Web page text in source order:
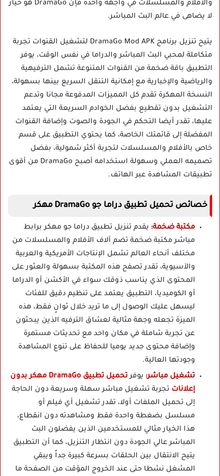
والأفلام والمسلسلات في واجهة واحدة فإن DramaGo هو خيار
لا يضاهى في عالم البث المباشر.
يتيح تنزيل برنامج DramaGo Mod APK لتشغيل القنوات تجربة
متكاملة لمحبي البث المباشر والدراما في نفس الوقت، يوفر
التطبيق باقة ضخمة من القنوات المتنوعة تشمل الترفيهية
والرياضية والإخبارية مع إمكانية التنقل السريع بينها بسهولة،
النسخة المهكرة تقدم كل المميزات المدفوعة مجانا وتدعم
التشغيل بدون تقطيع بفضل الخوادم السريعة التي يعتمد
عليها، تقدر أيضا التحكم في الجودة والصوت وإضافة القنوات
المفضلة إلى قائمتك الخاصة، كما يحتوي التطبيق على قسم
خاص بالأفلام والمسلسلات لتجربة أكثر شمولية، بفضل
تصميمه العملي وسهولة استخدامه أصبح DramaGo من أقوى
تطبيقات المشاهدة عبر الهاتف.
خصائص تحميل تطبيق دراما جو DramaGo مهكر
مكتبة ضخمة: يقدم تنزيل تطبيق دراما جو مهكر برابط
مباشر مكتبة ضخمة تضم آلاف الأفلام والمسلسلات من
مختلف أنحاء العالم تشمل الإنتاجات الأمريكية والعربية
والآسيوية، تقدر تصفح هذه المكتبة بسهولة والعثور على
المحتوى الذي يناسب ذوقك سواء في الأكشن أو الدراما
أو الكوميديا، التطبيق يعتمد على تنظيم دقيق للفئات
ليسهل عليك الوصول إلى ما تريد خلال ثوانٍ فقط، هذه
الميزة تجعله وجهة مثالية لعشاق الترفيه الذين يبحثون
عن تجربة شاملة في مكان واحد مع تحديثات مستمرة
وإضافة محتوى جديد يوميا للحفاظ على تنوع المشاهدة
وجودتها العالية.
تشغيل مباشر: يوفر
تحميل تطبيق DramaGo مهكر بدون
إعلانات تجربة تشغيل مباشر سهلة وسريعة دون الحاجة
إلى تحميل الملفات أولا، تقدر تشغيل أي فيلم أو
مسلسل بضغطة واحدة فقط ومشاهدته دون انقطاع،
هذا الخيار مثالي للمستخدمين الذين يفضلون البث
المباشر عالي الجودة دون انتظار التنزيل، كما أن التطبيق
يتيح الانتقال بين الحلقات بسرعة كبيرة جداً ويبقي
المشغل نشطا حتى عند الخروج المؤقت من الصفحة ما